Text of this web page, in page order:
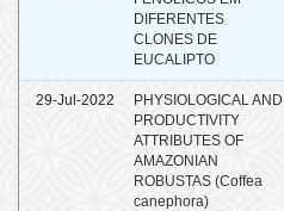
DIFERENTES
CLONES DE
EUCALIPTO
29-Jul-2022
PHYSIOLOGICAL AND
PRODUCTIVITY
ATTRIBUTES OF
AMAZONIAN
ROBUSTAS (Coffea
canephora)